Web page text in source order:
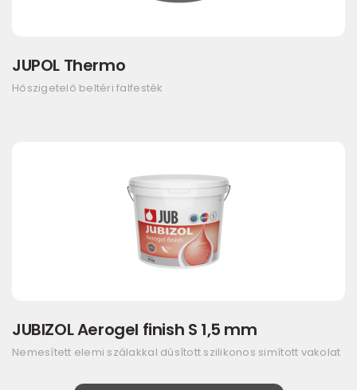
JUPOL Thermo
Hőszigetelő beltéri falfesték
JUBIZOL Aerogel finish S 1,5 mm
Nemesített elemi szálakkal dúsított szilikonos simított vakolat